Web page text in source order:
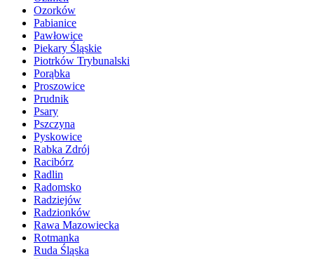
Ozorków
Pabianice
Pawłowice
Piekary Śląskie
Piotrków Trybunalski
Porąbka
Proszowice
Prudnik
Psary
Pszczyna
Pyskowice
Rabka Zdrój
Racibórz
Radlin
Radomsko
Radziejów
Radzionków
Rawa Mazowiecka
Rotmanka
Ruda Śląska